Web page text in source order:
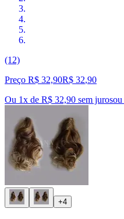
(12)
Preço R$ 32,90R$ 32,90
Ou 1x de R$ 32,90 sem jurosou
+4